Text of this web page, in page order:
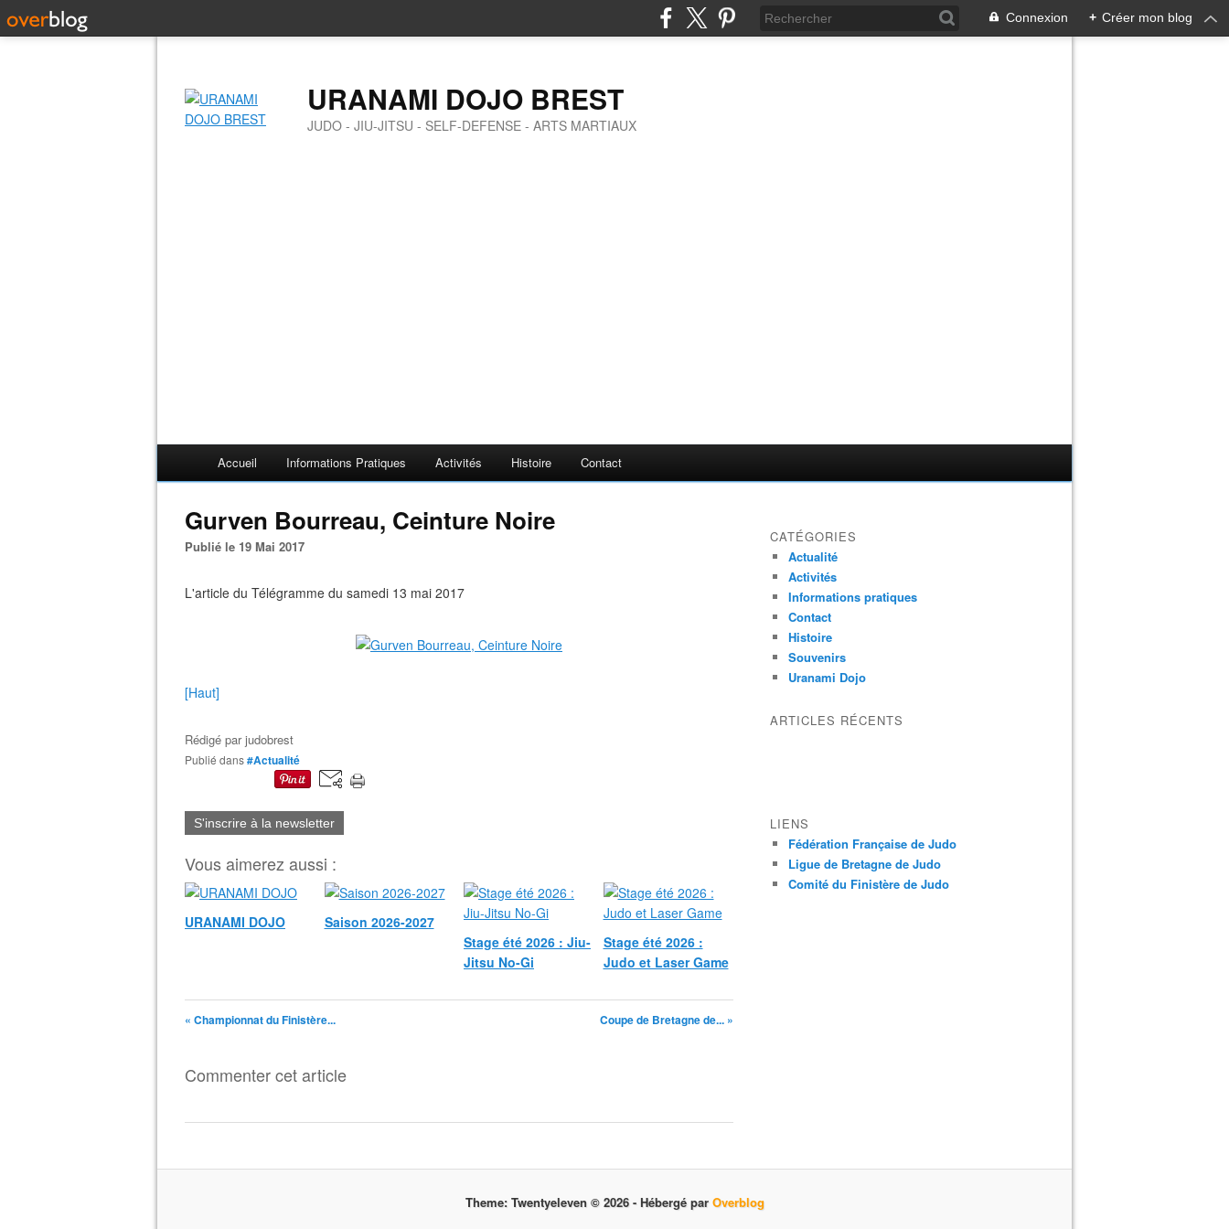
Connexion + Créer mon blog
URANAMI DOJO BREST
JUDO - JIU-JITSU - SELF-DEFENSE - ARTS MARTIAUX
Accueil Informations Pratiques Activités Histoire Contact
Gurven Bourreau, Ceinture Noire
Publié le 19 Mai 2017
L'article du Télégramme du samedi 13 mai 2017
[Haut]
Rédigé parjudobrest
Publié dans#Actualité
S'inscrire à la newsletter
Vous aimerez aussi :
URANAMI DOJO
Saison 2026-2027
Stage été 2026 : Jiu-
Jitsu No-Gi
Stage été 2026 :
Judo et Laser Game
« Championnat du Finistère... Coupe de Bretagne de... »
Commenter cet article
CATÉGORIES
Actualité
Activités
Informations pratiques
Contact
Histoire
Souvenirs
Uranami Dojo
ARTICLES RÉCENTS
LIENS
Fédération Française de Judo
Ligue de Bretagne de Judo
Comité du Finistère de Judo
Theme: Twentyeleven © 2026 - Hébergé par Overblog